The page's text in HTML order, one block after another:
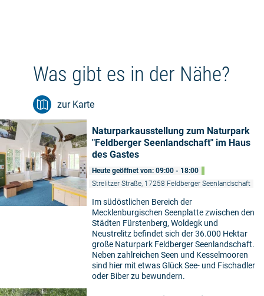
Was gibt es in der Nähe?
zur Karte
Naturparkausstellung zum Naturpark
"Feldberger Seenlandschaft" im Haus
des Gastes
Heute geöffnet von: 09:00 - 18:00
Strelitzer Straße, 17258 Feldberger Seenlandschaft
Im südöstlichen Bereich der
Mecklenburgischen Seenplatte zwischen den
Städten Fürstenberg, Woldegk und
Neustrelitz befindet sich der 36.000 Hektar
große Naturpark Feldberger Seenlandschaft.
Neben zahlreichen Seen und Kesselmooren
sind hier mit etwas Glück See- und Fischadler
oder Biber zu bewundern.